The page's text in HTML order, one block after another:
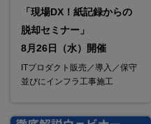
「現場DX！紙記録からの
脱却セミナー」
8月26日（水）開催
ITプロダクト販売／導入／保守
並びにインフラ工事施工